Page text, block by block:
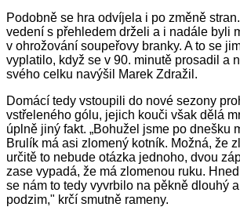
Podobně se hra odvíjela i po změně
vedení s přehledem drželi a i nadále byli
v ohrožování soupeřovy branky. A to se
vyplatilo, když se v 90. minutě prosadil a
svého celku navýšil Marek Zdražil.
Domácí tedy vstoupili do nové sezony
vstřeleného gólu, jejich kouči však dělá
úplně jiný fakt. „Bohužel jsme po dnešku
Brulík má asi zlomený kotník. Možná, že
určitě to nebude otázka jednoho, dvou
zase vypadá, že má zlomenou ruku.
se nám to tedy vyvrbilo na pěkně dlouhý
podzim," krčí smutně rameny.